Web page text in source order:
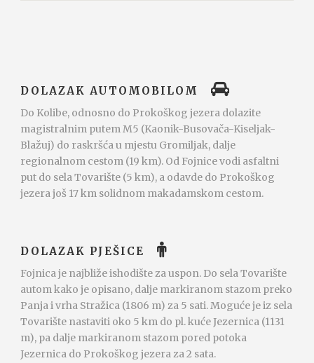
DOLAZAK AUTOMOBILOM
Do Kolibe, odnosno do Prokoškog jezera dolazite
magistralnim putem M5 (Kaonik-Busovača-Kiseljak-
Blažuj) do raskršća u mjestu Gromiljak, dalje
regionalnom cestom (19 km). Od Fojnice vodi asfaltni
put do sela Tovarište (5 km), a odavde do Prokoškog
jezera još 17 km solidnom makadamskom cestom.
DOLAZAK PJEŠICE
Fojnica je najbliže ishodište za uspon. Do sela Tovarište
autom kako je opisano, dalje markiranom stazom preko
Panja i vrha Stražica (1806 m) za 5 sati. Moguće je iz sela
Tovarište nastaviti oko 5 km do pl. kuće Jezernica (1131
m), pa dalje markiranom stazom pored potoka
Jezernica do Prokoškog jezera za 2 sata.